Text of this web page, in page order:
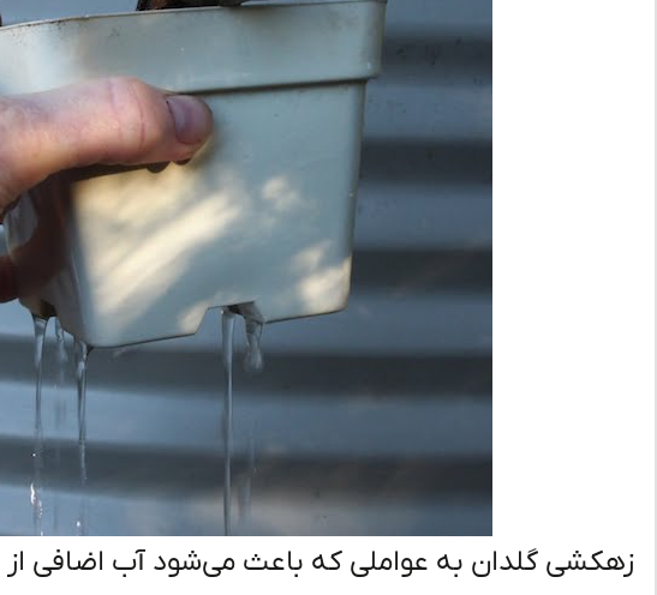
زهکشی گلدان به عواملی که باعث می‌شود آب اضافی